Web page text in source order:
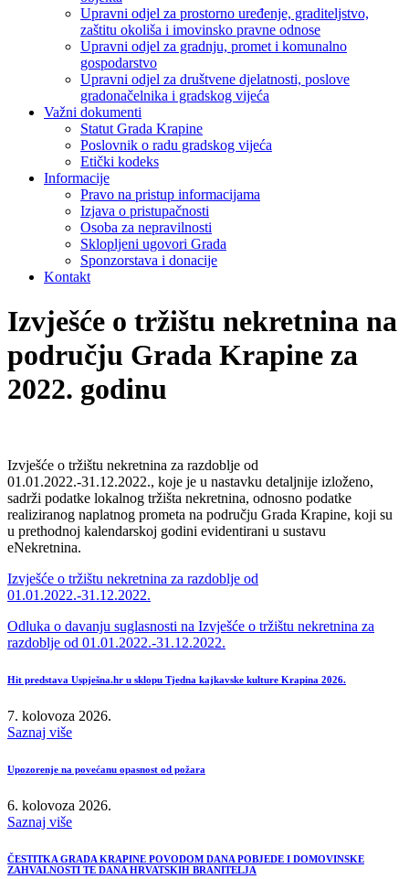
Upravni odjel za prostorno uređenje, graditeljstvo,
zaštitu okoliša i imovinsko pravne odnose
Upravni odjel za gradnju, promet i komunalno
gospodarstvo
Upravni odjel za društvene djelatnosti, poslove
gradonačelnika i gradskog vijeća
Važni dokumenti
Statut Grada Krapine
Poslovnik o radu gradskog vijeća
Etički kodeks
Informacije
Pravo na pristup informacijama
Izjava o pristupačnosti
Osoba za nepravilnosti
Sklopljeni ugovori Grada
Sponzorstava i donacije
Kontakt
Izvješće o tržištu nekretnina na
području Grada Krapine za
2022. godinu
Izvješće o tržištu nekretnina za razdoblje od
01.01.2022.-31.12.2022., koje je u nastavku detaljnije izloženo,
sadrži podatke lokalnog tržišta nekretnina, odnosno podatke
realiziranog naplatnog prometa na području Grada Krapine, koji su
u prethodnoj kalendarskoj godini evidentirani u sustavu
eNekretnina.
Izvješće o tržištu nekretnina za razdoblje od
01.01.2022.-31.12.2022.
Odluka o davanju suglasnosti na Izvješće o tržištu nekretnina za
razdoblje od 01.01.2022.-31.12.2022.
Hit predstava Uspješna.hr u sklopu Tjedna kajkavske kulture Krapina 2026.
7. kolovoza 2026.
Saznaj više
Upozorenje na povećanu opasnost od požara
6. kolovoza 2026.
Saznaj više
ČESTITKA GRADA KRAPINE POVODOM DANA POBJEDE I DOMOVINSKE
ZAHVALNOSTI TE DANA HRVATSKIH BRANITELJA